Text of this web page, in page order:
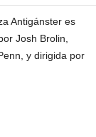
Antigánster es
Josh Brolin,
y dirigida por